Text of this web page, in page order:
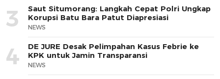
3
Saut Situmorang: Langkah Cepat Polri Ungkap
Korupsi Batu Bara Patut Diapresiasi
NEWS
4
DE JURE Desak Pelimpahan Kasus Febrie ke
KPK untuk Jamin Transparansi
NEWS